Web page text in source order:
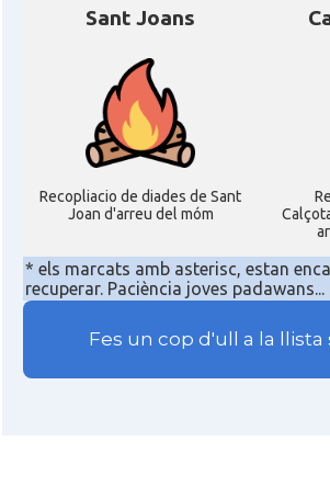
Sant Joans
Recopliacio de diades de Sant
Joan d'arreu del móm
* els marcats amb asterisc, estan
recuperar. Paciència joves padawans...
Fes un cop d'ull a la llista